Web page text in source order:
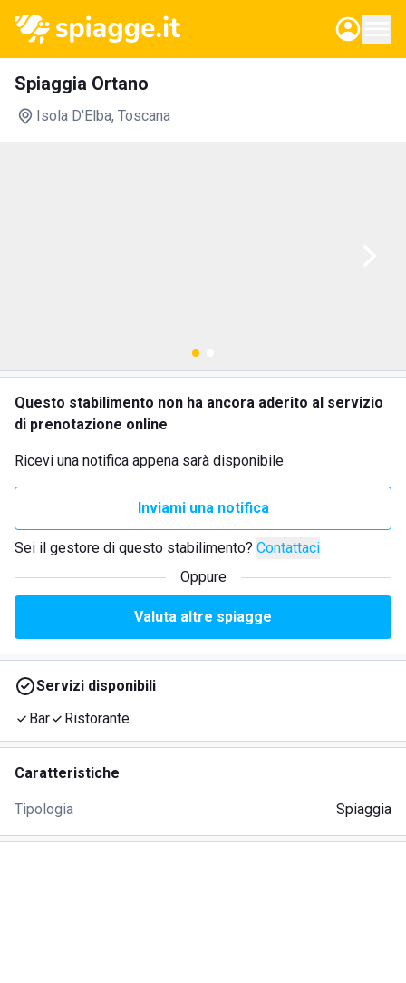
Spiaggia Ortano
Isola D'Elba, Toscana
Questo stabilimento non ha ancora aderito al servizio
di prenotazione online
Ricevi una notifica appena sarà disponibile
Inviami una notifica
Sei il gestore di questo stabilimento? Contattaci
Oppure
Valuta altre spiagge
Servizi disponibili
Bar
Ristorante
Caratteristiche
Tipologia Spiaggia